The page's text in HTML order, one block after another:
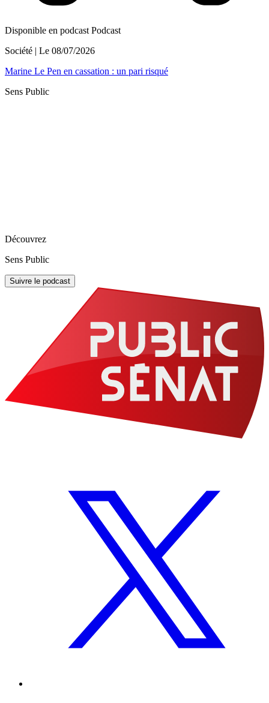
Disponible en podcast Podcast
Société | Le 08/07/2026
Marine Le Pen en cassation : un pari risqué
Sens Public
Découvrez
Sens Public
Suivre le podcast